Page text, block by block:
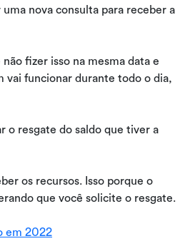
nova consulta para receber a
fizer isso na mesma data e
vai funcionar durante todo o dia,
o resgate do saldo que tiver a
os recursos. Isso porque o
que você solicite o resgate.
em 2022